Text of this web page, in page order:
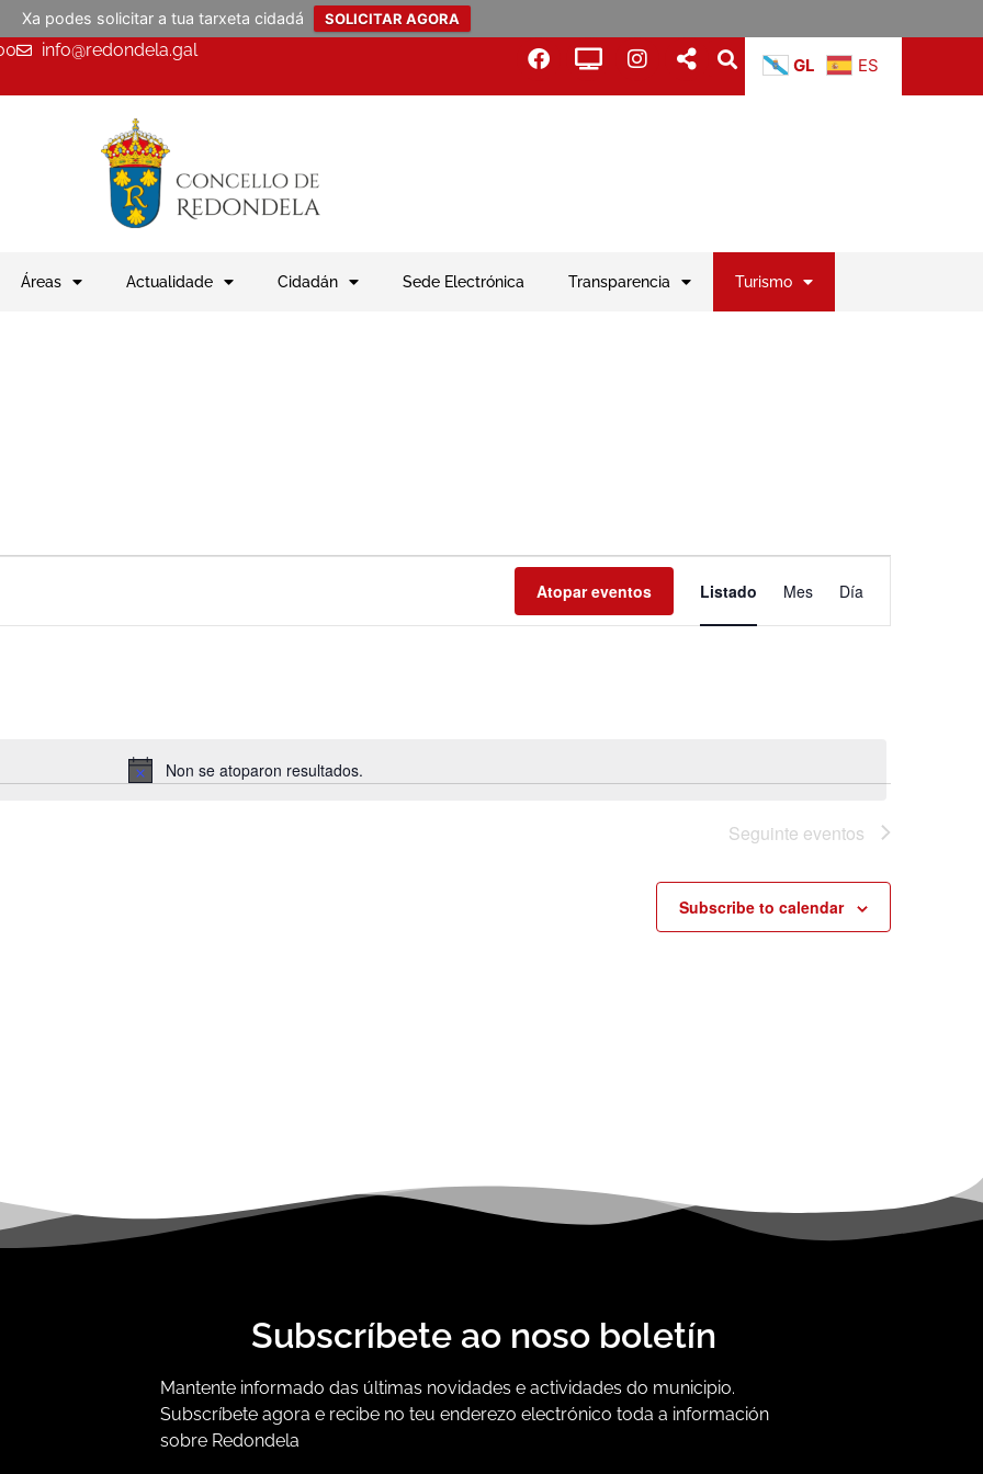
Xa podes solicitar a tua tarxeta cidadá SOLICITAR AGORA
info@redondela.gal
GL ES
Áreas Actualidade Cidadán Sede Electrónica Transparencia Turismo
Notice
Non se atoparon resultados.
Atopar eventos
de
Listado Mes Día
Seguinte eventos
Subscribe to calendar
Subscríbete ao noso boletín
Mantente informado das últimas novidades e actividades do municipio.
Subscríbete agora e recibe no teu enderezo electrónico toda a información
sobre Redondela